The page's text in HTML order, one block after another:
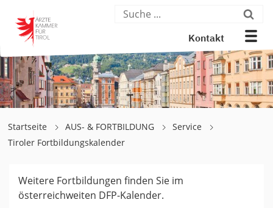
Kontakt
Startseite AUS- & FORTBILDUNG
Service
Tiroler Fortbildungskalender
Weitere Fortbildungen finden Sie im
österreichweiten DFP-Kalender.